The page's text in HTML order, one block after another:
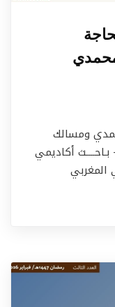
ومسالك
أكاديمي
المغربي